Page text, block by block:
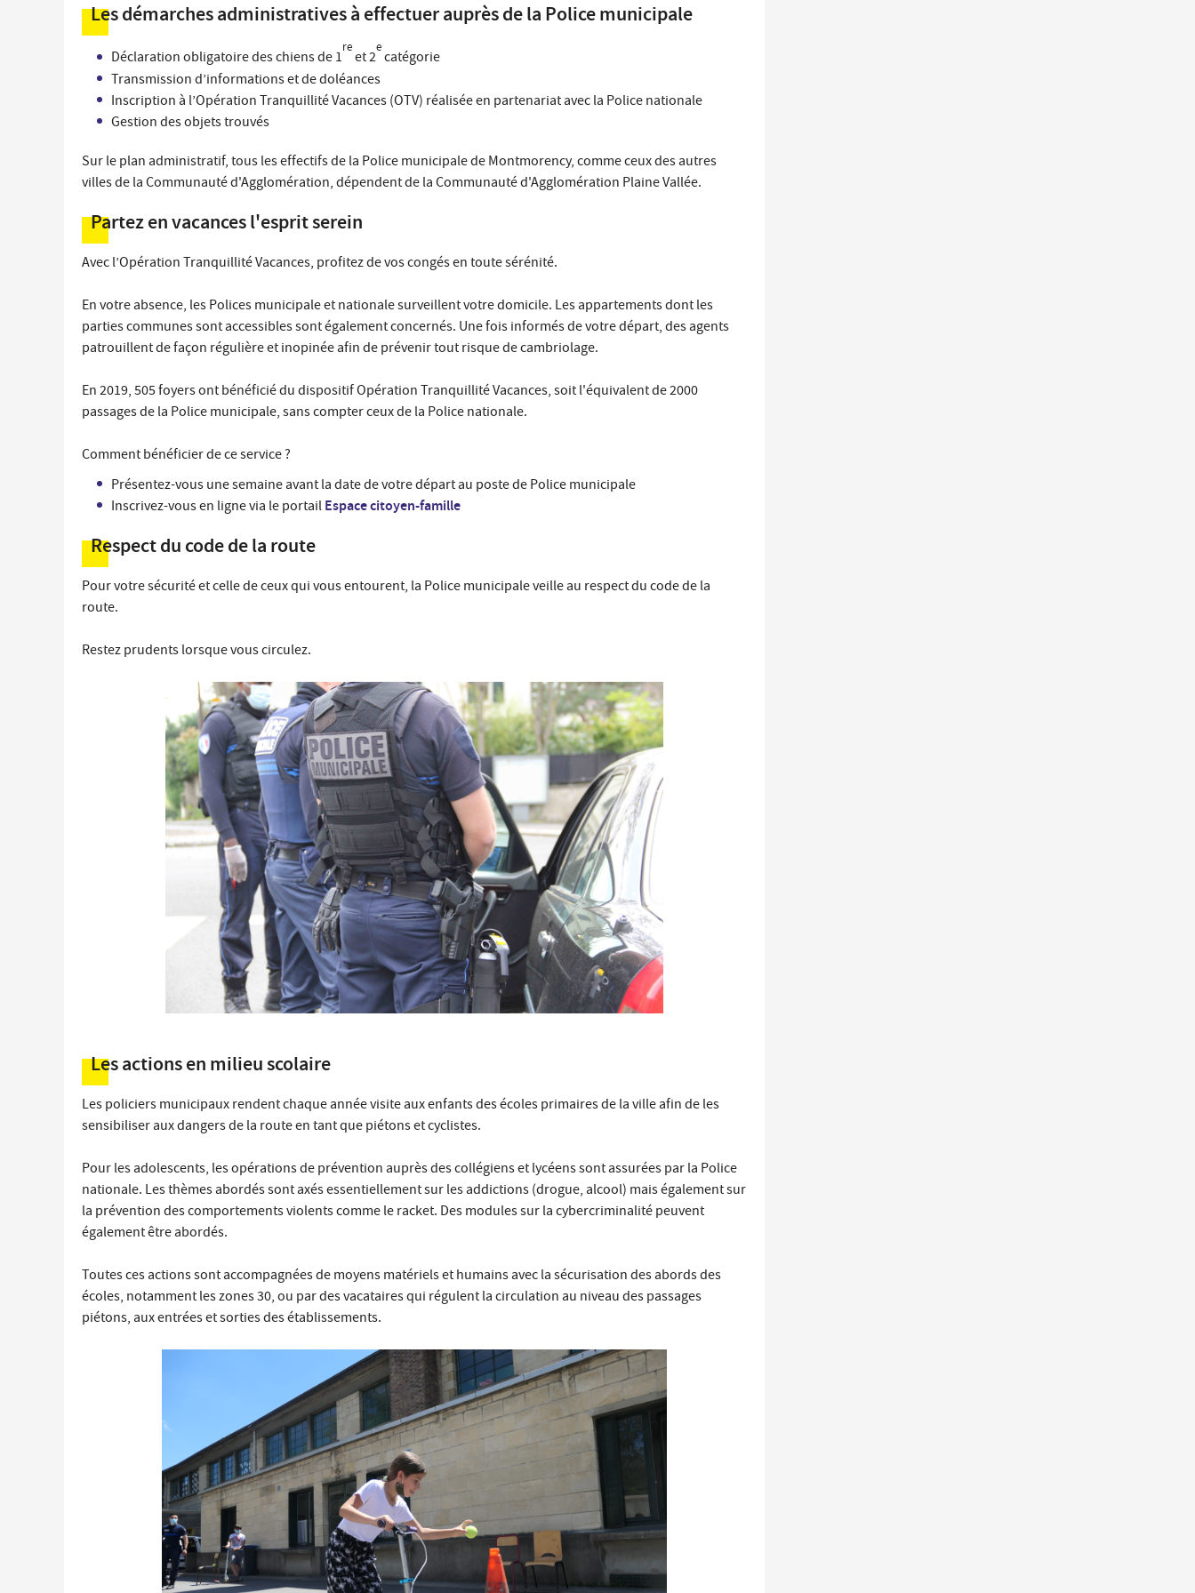
Les démarches administratives à effectuer auprès de la Police municipale
Déclaration obligatoire des chiens de 1
re
et 2
e
catégorie
Transmission d’informations et de doléances
Inscription à l’Opération Tranquillité Vacances (OTV) réalisée en partenariat avec la Police nationale
Gestion des objets trouvés
Sur le plan administratif, tous les effectifs de la Police municipale de Montmorency, comme ceux des autres
villes de la Communauté d'Agglomération, dépendent de la Communauté d'Agglomération Plaine Vallée.
Partez en vacances l'esprit serein
Avec l’Opération Tranquillité Vacances, profitez de vos congés en toute sérénité.
En votre absence, les Polices municipale et nationale surveillent votre domicile. Les appartements dont les
parties communes sont accessibles sont également concernés. Une fois informés de votre départ, des agents
patrouillent de façon régulière et inopinée afin de prévenir tout risque de cambriolage.
En 2019, 505 foyers ont bénéficié du dispositif Opération Tranquillité Vacances, soit l'équivalent de 2000
passages de la Police municipale, sans compter ceux de la Police nationale.
Comment bénéficier de ce service ?
Présentez-vous une semaine avant la date de votre départ au poste de Police municipale
Inscrivez-vous en ligne via le portail Espace citoyen-famille
Respect du code de la route
Pour votre sécurité et celle de ceux qui vous entourent, la Police municipale veille au respect du code de la
route.
Restez prudents lorsque vous circulez.
Les actions en milieu scolaire
Les policiers municipaux rendent chaque année visite aux enfants des écoles primaires de la ville afin de les
sensibiliser aux dangers de la route en tant que piétons et cyclistes.
Pour les adolescents, les opérations de prévention auprès des collégiens et lycéens sont assurées par la Police
nationale. Les thèmes abordés sont axés essentiellement sur les addictions (drogue, alcool) mais également sur
la prévention des comportements violents comme le racket. Des modules sur la cybercriminalité peuvent
également être abordés.
Toutes ces actions sont accompagnées de moyens matériels et humains avec la sécurisation des abords des
écoles, notamment les zones 30, ou par des vacataires qui régulent la circulation au niveau des passages
piétons, aux entrées et sorties des établissements.